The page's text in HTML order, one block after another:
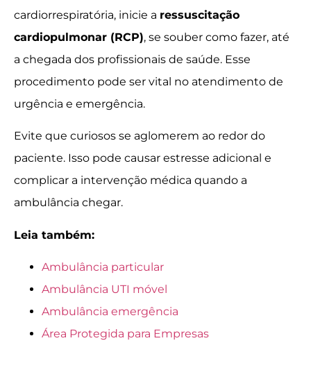
cardiorrespiratória, inicie a ressuscitação
cardiopulmonar (RCP), se souber como fazer, até
a chegada dos profissionais de saúde. Esse
procedimento pode ser vital no atendimento de
urgência e emergência.
Evite que curiosos se aglomerem ao redor do
paciente. Isso pode causar estresse adicional e
complicar a intervenção médica quando a
ambulância chegar.
Leia também:
Ambulância particular
Ambulância UTI móvel
Ambulância emergência
Área Protegida para Empresas